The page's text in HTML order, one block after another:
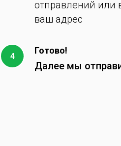
отправлений или
ваш адрес
Готово!
Далее мы